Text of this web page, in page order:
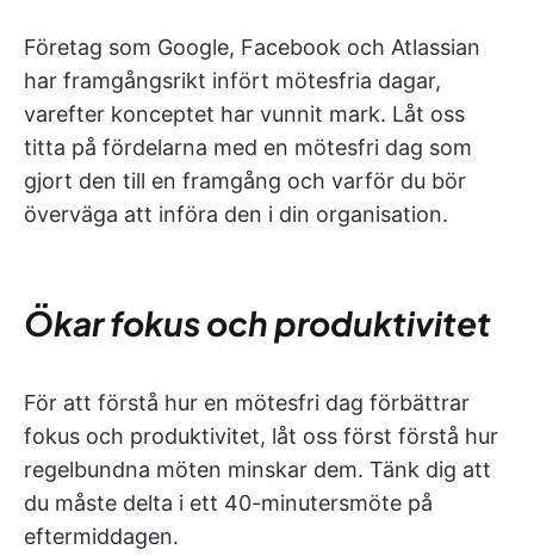
Företag som Google, Facebook och Atlassian
har framgångsrikt infört mötesfria dagar,
varefter konceptet har vunnit mark. Låt oss
titta på fördelarna med en mötesfri dag som
gjort den till en framgång och varför du bör
överväga att införa den i din organisation.
Ökar fokus och produktivitet
För att förstå hur en mötesfri dag förbättrar
fokus och produktivitet, låt oss först förstå hur
regelbundna möten minskar dem. Tänk dig att
du måste delta i ett 40-minutersmöte på
eftermiddagen.